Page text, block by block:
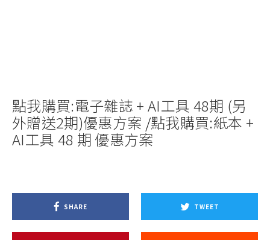
點我購買:電子雜誌 + AI工具 48期 (另
外贈送2期)優惠方案 /點我購買:紙本 +
AI工具 48 期 優惠方案
SHARE TWEET